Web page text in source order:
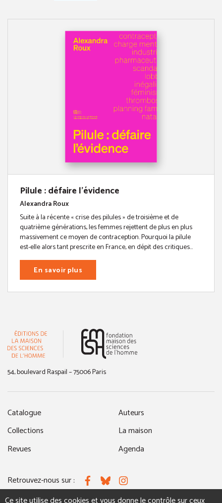
Pilule : défaire l'évidence
Alexandra Roux
Suite à la récente « crise des pilules » de troisième et de
quatrième générations, les femmes rejettent de plus en plus
massivement ce moyen de contraception. Pourquoi la pilule
est-elle alors tant prescrite en France, en dépit des critiques...
En savoir plus
54, boulevard Raspail – 75006 Paris
Catalogue
Collections
Revues
Auteurs
La maison
Agenda
Retrouvez-nous sur : FacebookBlueskyInstagram